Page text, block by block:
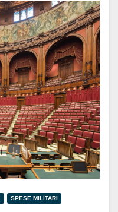
SPESE MILITARI